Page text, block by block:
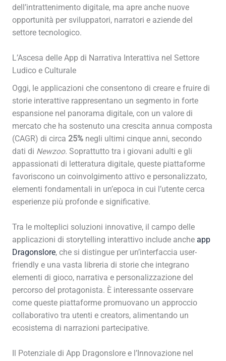
dell’intrattenimento digitale, ma apre anche nuove
opportunità per sviluppatori, narratori e aziende del
settore tecnologico.
L’Ascesa delle App di Narrativa Interattiva nel Settore
Ludico e Culturale
Oggi, le applicazioni che consentono di creare e fruire di
storie interattive rappresentano un segmento in forte
espansione nel panorama digitale, con un valore di
mercato che ha sostenuto una crescita annua composta
(CAGR) di circa 25%negli ultimi cinque anni, secondo
dati di Newzoo. Soprattutto tra i giovani adulti e gli
appassionati di letteratura digitale, queste piattaforme
favoriscono un coinvolgimento attivo e personalizzato,
elementi fondamentali in un’epoca in cui l’utente cerca
esperienze più profonde e significative.
Tra le molteplici soluzioni innovative, il campo delle
applicazioni di storytelling interattivo include anche app
Dragonslore, che si distingue per un’interfaccia user-
friendly e una vasta libreria di storie che integrano
elementi di gioco, narrativa e personalizzazione del
percorso del protagonista. È interessante osservare
come queste piattaforme promuovano un approccio
collaborativo tra utenti e creators, alimentando un
ecosistema di narrazioni partecipative.
Il Potenziale di App Dragonslore e l’Innovazione nel